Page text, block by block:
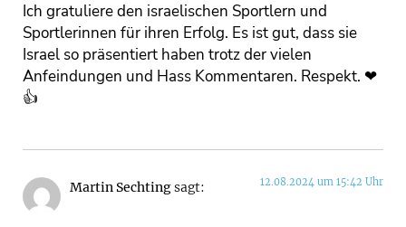
Ich gratuliere den israelischen Sportlern und
Sportlerinnen für ihren Erfolg. Es ist gut, dass sie
Israel so präsentiert haben trotz der vielen
Anfeindungen und Hass Kommentaren. Respekt. ❤
👍
Martin Sechtingsagt: 12.08.2024 um 15:42 Uhr